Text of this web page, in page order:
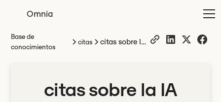
Omnia
Base de
conocimientos
citas
citas sobre la
citas sobre la IA